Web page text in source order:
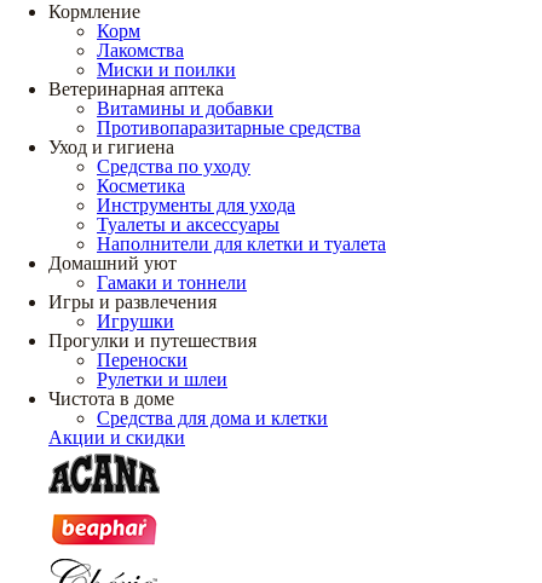
Кормление
Корм
Лакомства
Миски и поилки
Ветеринарная аптека
Витамины и добавки
Противопаразитарные средства
Уход и гигиена
Средства по уходу
Косметика
Инструменты для ухода
Туалеты и аксессуары
Наполнители для клетки и туалета
Домашний уют
Гамаки и тоннели
Игры и развлечения
Игрушки
Прогулки и путешествия
Переноски
Рулетки и шлеи
Чистота в доме
Средства для дома и клетки
Акции и скидки